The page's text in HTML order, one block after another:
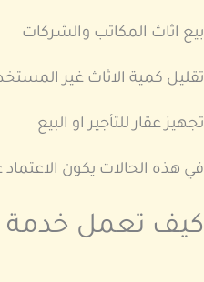
بيع اثاث المكاتب والشركات
تقليل كمية الاثاث غير
تجهيز عقار للتأجير او البيع
في هذه الحالات يكون
كيف تعمل خدمة